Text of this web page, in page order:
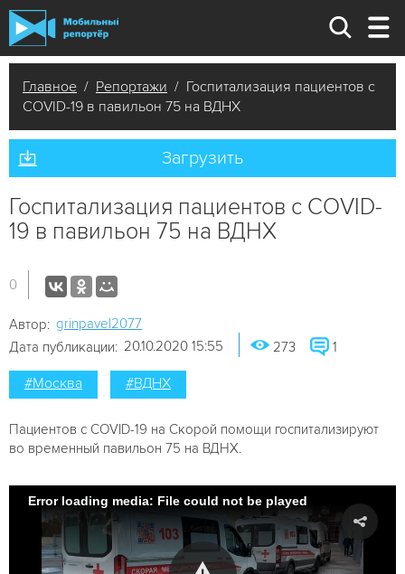
Главное / Репортажи / Госпитализация пациентов с
COVID-19 в павильон 75 на ВДНХ
Загрузить
Госпитализация пациентов с COVID-
19 в павильон 75 на ВДНХ
0
Автор: grinpavel2077
Дата публикации: 20.10.2020 15:55 273 1
#Москва #ВДНХ
Пациентов с COVID-19 на Скорой помощи госпитализируют
во временный павильон 75 на ВДНХ.
Error loading media: File could not be played